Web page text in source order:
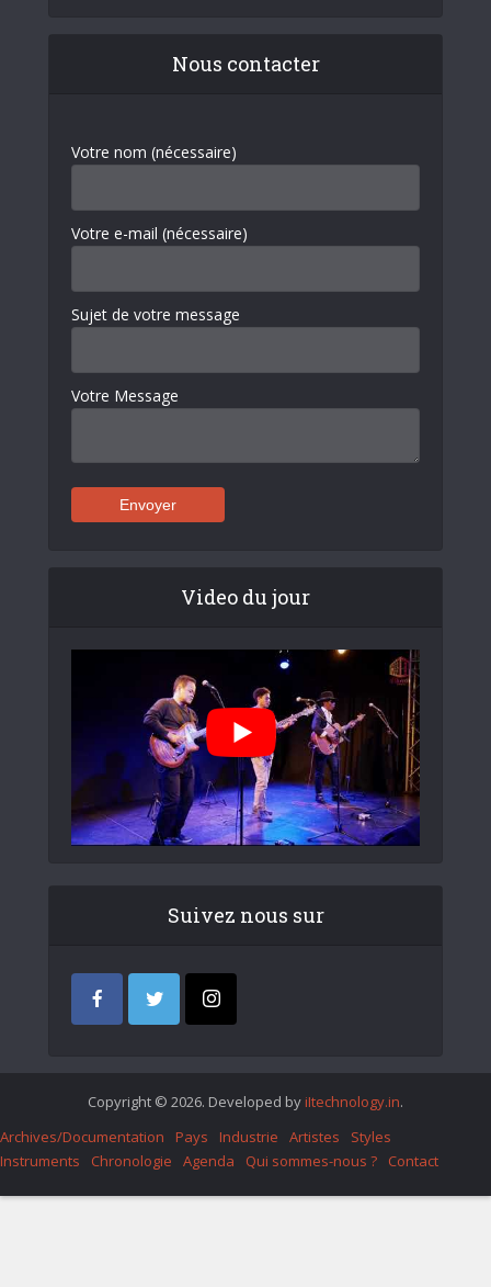
Nous contacter
Votre nom (nécessaire)
Votre e-mail (nécessaire)
Sujet de votre message
Votre Message
Video du jour
Suivez nous sur
Copyright © 2026. Developed by iItechnology.in.
Archives/Documentation
Pays Industrie Artistes
Styles
Instruments
Chronologie Agenda Qui sommes-nous ? Contact